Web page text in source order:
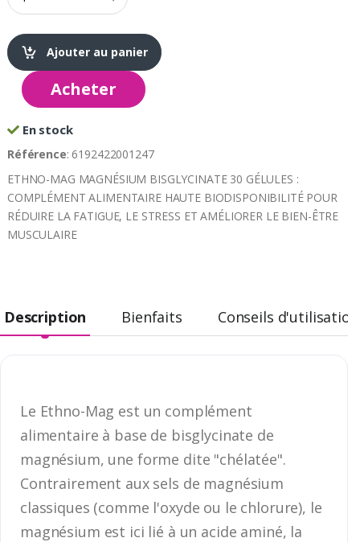
Ajouter au panier
Acheter
En stock
Référence: 6192422001247
ETHNO-MAG MAGNÉSIUM BISGLYCINATE 30 GÉLULES :
COMPLÉMENT ALIMENTAIRE HAUTE BIODISPONIBILITÉ POUR
RÉDUIRE LA FATIGUE, LE STRESS ET AMÉLIORER LE BIEN-ÊTRE
MUSCULAIRE
Description Bienfaits Conseils d'utilisation
Le Ethno-Mag est un complément
alimentaire à base de bisglycinate de
magnésium, une forme dite "chélatée".
Contrairement aux sels de magnésium
classiques (comme l'oxyde ou le chlorure), le
magnésium est ici lié à un acide aminé, la